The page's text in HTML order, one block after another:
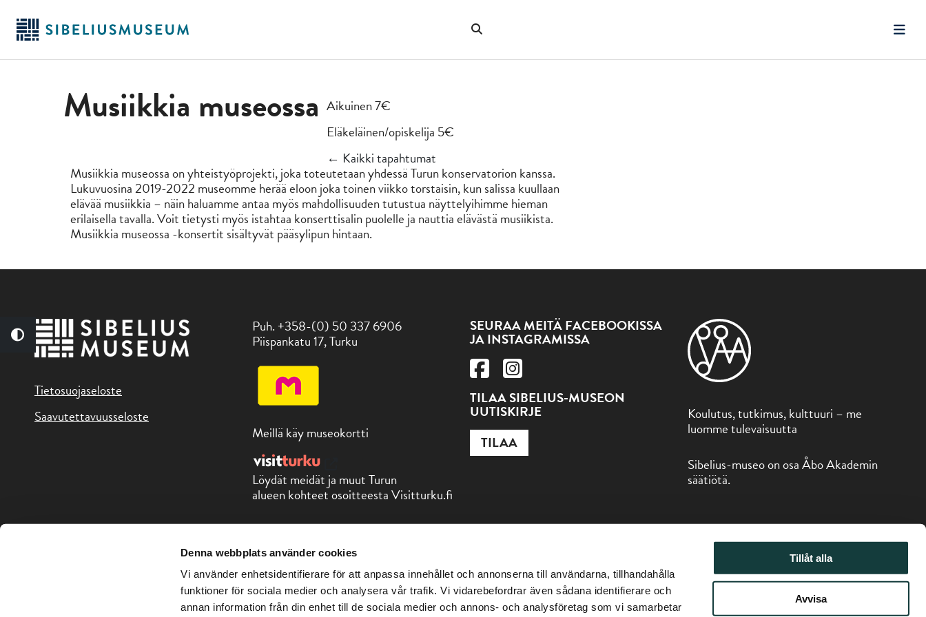
Denna webbplats använder cookies
Vi använder enhetsidentifierare för att anpassa innehållet och annonserna till användarna, tillhandahålla
funktioner för sociala medier och analysera vår trafik. Vi vidarebefordrar även sådana identifierare och
annan information från din enhet till de sociala medier och annons- och analysföretag som vi samarbetar
Tillåt alla
Avvisa
pääsisältöön
Hae
Musiikkia museossa Aikuinen 7€
Eläkeläinen/opiskelija 5€
← Kaikki tapahtumat
Musiikkia museossa on yhteistyöprojekti, joka toteutetaan yhdessä Turun konservatorion kanssa.
Lukuvuosina 2019-2022 museomme herää eloon joka toinen viikko torstaisin, kun salissa kuullaan
elävää musiikkia – näin haluamme antaa myös mahdollisuuden tutustua näyttelyihimme hieman
erilaisella tavalla. Voit tietysti myös istahtaa konserttisalin puolelle ja nauttia elävästä musiikista.
Musiikkia museossa -konsertit sisältyvät pääsylipun hintaan.
Tietosuojaseloste
Saavutettavuusseloste
Puh. +358-(0) 50 337 6906
Piispankatu 17, Turku
Meillä käy museokortti
Löydät meidät ja muut Turun
alueen kohteet osoitteesta Visitturku.fi
SEURAA MEITÄ FACEBOOKISSA
JA INSTAGRAMISSA
TILAA SIBELIUS-MUSEON
UUTISKIRJE
TILAA
Koulutus, tutkimus, kulttuuri – me
luomme tulevaisuutta
Sibelius-museo on osa Åbo Akademin
säätiötä.
Copyright © Sibelius-museo 2026